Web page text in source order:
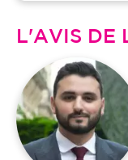
L'AVIS DE